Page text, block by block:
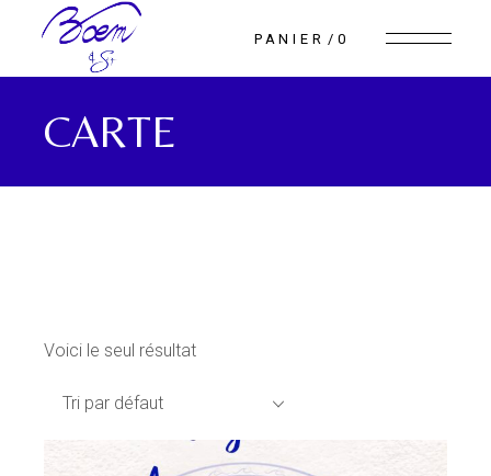
PANIER 0
CARTE
Voici le seul résultat
Tri par défaut